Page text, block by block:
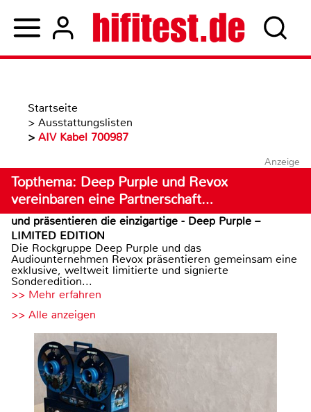
Startseite
> Ausstattungslisten
> AIV Kabel 700987
Anzeige
Topthema: Deep Purple und Revox
vereinbaren eine Partnerschaft…
und präsentieren die einzigartige - Deep Purple –
LIMITED EDITION
Die Rockgruppe Deep Purple und das
Audiounternehmen Revox präsentieren gemeinsam eine
exklusive, weltweit limitierte und signierte
Sonderedition...
>> Mehr erfahren
>> Alle anzeigen